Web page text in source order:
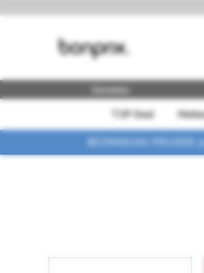
Sievietes
TOP-Deal
BEZMAKSAS